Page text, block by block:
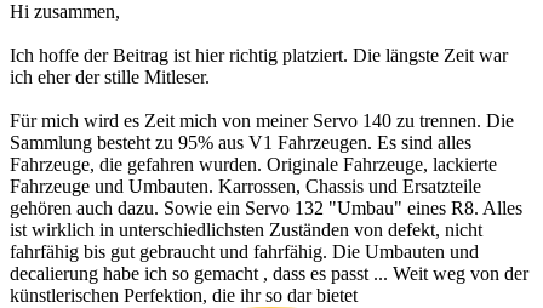
Hi zusammen,
Ich hoffe der Beitrag ist hier richtig platziert. Die längste Zeit war
ich eher der stille Mitleser.
Für mich wird es Zeit mich von meiner Servo 140 zu trennen. Die
Sammlung besteht zu 95% aus V1 Fahrzeugen. Es sind alles
Fahrzeuge, die gefahren wurden. Originale Fahrzeuge, lackierte
Fahrzeuge und Umbauten. Karrossen, Chassis und Ersatzteile
gehören auch dazu. Sowie ein Servo 132 "Umbau" eines R8. Alles
ist wirklich in unterschiedlichsten Zuständen von defekt, nicht
fahrfähig bis gut gebraucht und fahrfähig. Die Umbauten und
decalierung habe ich so gemacht , dass es passt ... Weit weg von der
künstlerischen Perfektion, die ihr so dar bietet